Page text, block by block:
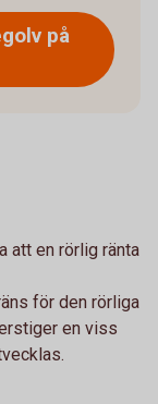
på
att en rörlig ränta
för den rörliga
en viss